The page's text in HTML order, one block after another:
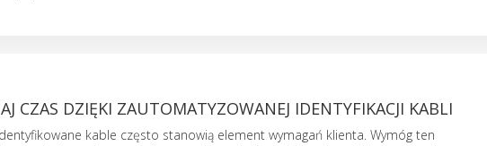
CZAS DZIĘKI ZAUTOMATYZOWANEJ IDENTYFIKACJI KABLI
kable często stanowią element wymagań klienta. Wymóg ten